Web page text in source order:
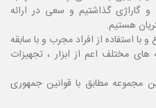
گاراژی گذاشتیم و سعی در ارائه
هستیم.
مجموعه از سال 92 شروع و با استفاده از افراد مجرب و با سابقه
مختلف اعم از ابزار ، تجهیزات
مجموعه مطابق با قوانین جمهوری